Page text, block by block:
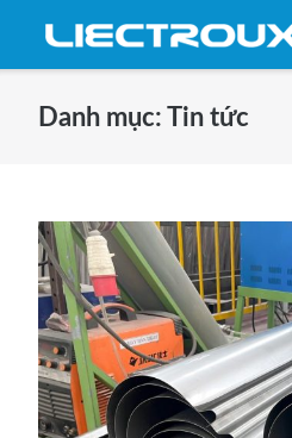
Danh mục:Tin tức